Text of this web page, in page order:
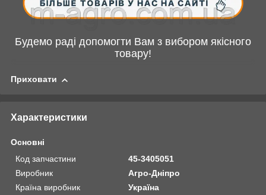
Будемо раді допомогти Вам з вибором якісного
товару!
Приховати
Характеристики
Основні
Код запчастини
45-3405051
Виробник
Агро-Дніпро
Країна виробник
Україна